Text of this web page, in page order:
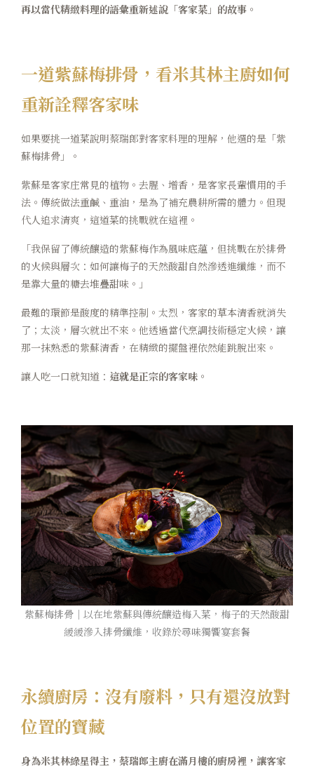
再以當代精緻料理的語彙重新述說「客家菜」的故事。
一道紫蘇梅排骨，看米其林主廚如何
重新詮釋客家味
如果要挑一道菜說明蔡瑞郎對客家料理的理解，他選的是「紫
蘇梅排骨」。
紫蘇是客家庄常見的植物。去腥、增香，是客家長輩慣用的手
法。傳統做法重鹹、重油，是為了補充農耕所需的體力。但現
代人追求清爽，這道菜的挑戰就在這裡。
「我保留了傳統釀造的紫蘇梅作為風味底蘊，但挑戰在於排骨
的火候與層次：如何讓梅子的天然酸甜自然滲透進纖維，而不
是靠大量的糖去堆疊甜味。」
最難的環節是酸度的精準控制。太烈，客家的草本清香就消失
了；太淡，層次就出不來。他透過當代烹調技術穩定火候，讓
那一抹熟悉的紫蘇清香，在精緻的擺盤裡依然能跳脫出來。
讓人吃一口就知道： 這就是正宗的客家味。
紫蘇梅排骨｜以在地紫蘇與傳統釀造梅入菜，梅子的天然酸甜
緩緩滲入排骨纖維，收錄於尋味獨饗宴套餐
永續廚房：沒有廢料，只有還沒放對
位置的寶藏
身為米其林綠星得主，蔡瑞郎主廚在滿月樓的廚房裡，讓客家